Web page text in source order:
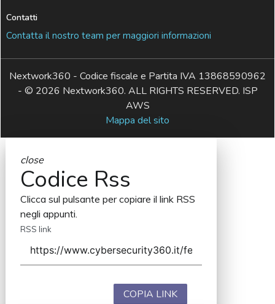
Contatti
Contatta il nostro team per maggiori informazioni
Nextwork360 - Codice fiscale e Partita IVA 13868590962
- © 2026 Nextwork360. ALL RIGHTS RESERVED. ISP
AWS
Mappa del sito
close
Codice Rss
Clicca sul pulsante per copiare il link RSS
negli appunti.
RSS link
COPIA LINK